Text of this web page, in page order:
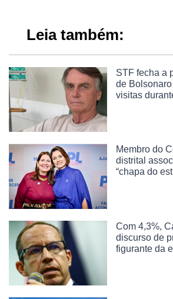
Leia também:
STF fecha a
de
visitas
Membro do
distrital
“chapa do
Com 4,3%,
discurso de
figurante da